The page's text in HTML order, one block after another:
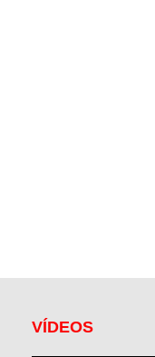
VÍDEOS